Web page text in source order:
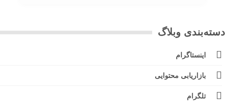
وبلاگ
اینستاگرام
بازاریابی محتوایی
تلگرام